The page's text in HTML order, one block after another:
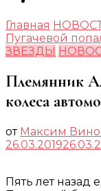
Главная
Пугачевой
ЗВЕЗДЫ
Племянник
колеса
от Максим
26.03.2019
Пять лет назад